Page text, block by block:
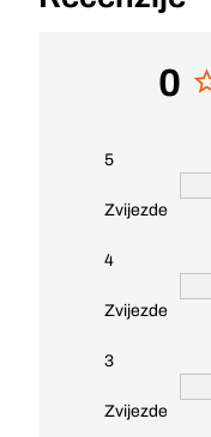
0
5
Zvijezde
4
Zvijezde
3
Zvijezde